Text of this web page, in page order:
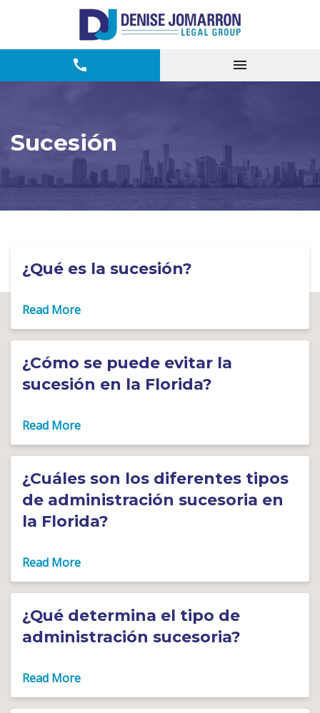
Sucesión
¿Qué es la sucesión?
¿Cómo se puede evitar la
sucesión en la Florida?
¿Cuáles son los diferentes tipos
de administración sucesoria en
la Florida?
¿Qué determina el tipo de
administración sucesoria?